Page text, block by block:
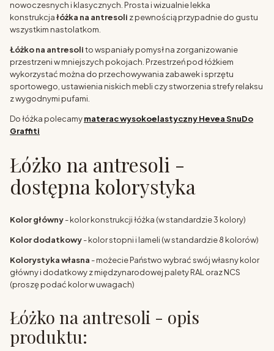
nowoczesnych i klasycznych. Prosta i wizualnie lekka
konstrukcjałóżka na antresoli z pewnością przypadnie do gustu
wszystkim nastolatkom.
Łóżko na antresolito wspaniały pomysł na zorganizowanie
przestrzeni w mniejszych pokojach. Przestrzeń pod łóżkiem
wykorzystać można do przechowywania zabawek i sprzętu
sportowego, ustawienia niskich mebli czy stworzenia strefy relaksu
z wygodnymi pufami.
Do łóżka polecamymaterac wysokoelastyczny Hevea SnuDo
Graffiti
Łóżko na antresoli -
dostępna kolorystyka
Kolor główny- kolor konstrukcji łóżka (w standardzie 3 kolory)
Kolor dodatkowy- kolor stopni i lameli (w standardzie 8 kolorów)
Kolorystyka własna - możecie Państwo wybrać swój własny kolor
główny i dodatkowy z międzynarodowej palety RAL oraz NCS
(proszę podać kolor w uwagach)
Łóżko na antresoli - opis
produktu: